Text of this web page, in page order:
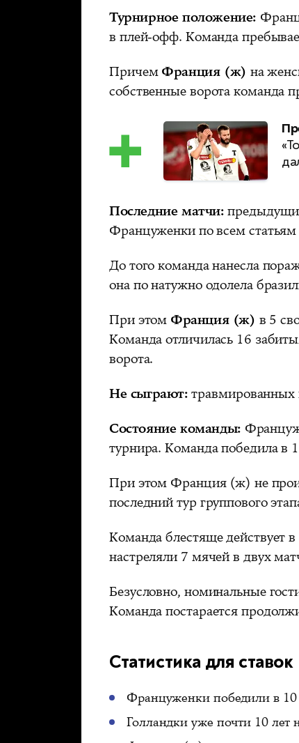
Турнирное положение:
в плей-офф. Команда
ПричемФранция (ж) на
собственные ворота команда
Последние матчи:
Француженки по всем
До того команда нанесла
она по натужно одолела
При этом Франция (ж) в 5
Команда отличилась 16
ворота.
Не сыграют:травмированных
Состояние команды:
турнира. Команда победила в
При этом Франция (ж) не
последний тур группового
Команда блестяще действует
настреляли 7 мячей в двух
Безусловно, номинальные
Команда постарается
Статистика для ставок
Француженки победили в 10
Голландки уже почти 10